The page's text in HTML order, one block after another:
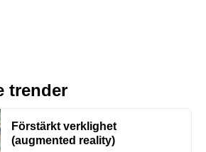
trender
Förstärkt verklighet
(augmented reality)